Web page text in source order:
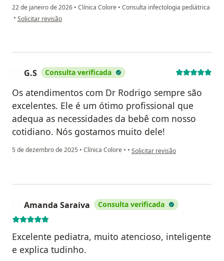
22 de janeiro de 2026 • Clínica Colore • Consulta infectologia pediátrica
• na opinião do utilizador Adrielly Alencar
Solicitar revisão
G.S Consulta verificada
Os atendimentos com Dr Rodrigo sempre são
excelentes. Ele é um ótimo profissional que
adequa as necessidades da bebê com nosso
cotidiano. Nós gostamos muito dele!
5 de dezembro de 2025 • Clínica Colore • • na opinião do utilizador G.S
Solicitar revisão
Amanda Saraiva Consulta verificada
Excelente pediatra, muito atencioso, inteligente
e explica tudinho.